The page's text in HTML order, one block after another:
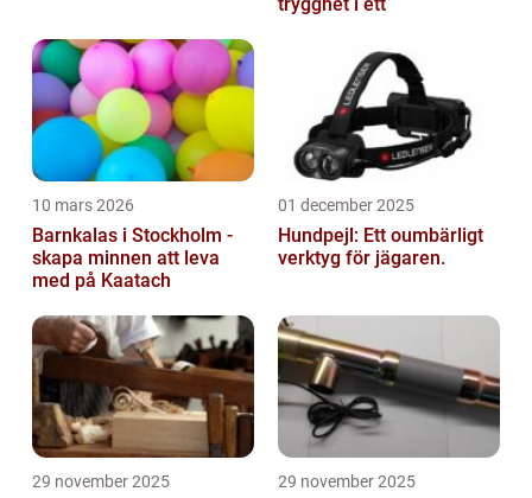
10 mars 2026
Barnkalas i Stockholm -
skapa minnen att leva
med på Kaatach
01 december 2025
Hundpejl: Ett oumbärligt
verktyg för jägaren.
29 november 2025 29 november 2025